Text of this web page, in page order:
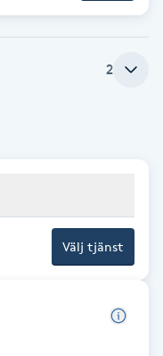
2
Välj tjänst